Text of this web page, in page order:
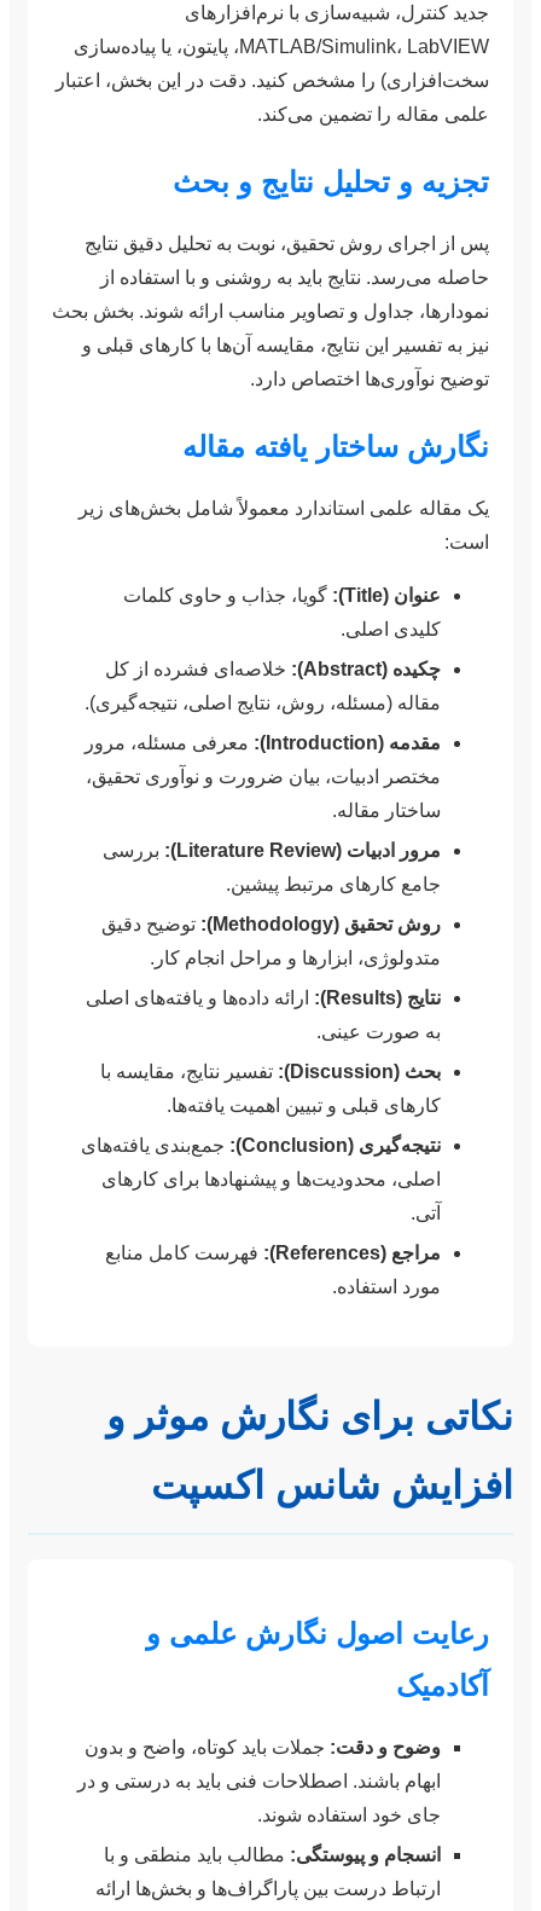
جدید کنترل، شبیه‌سازی با نرم‌افزارهای
MATLAB/Simulink، LabVIEW، پایتون، یا پیاده‌سازی
سخت‌افزاری) را مشخص کنید. دقت در این بخش، اعتبار
علمی مقاله را تضمین می‌کند.
تجزیه و تحلیل نتایج و بحث
پس از اجرای روش تحقیق، نوبت به تحلیل دقیق نتایج
حاصله می‌رسد. نتایج باید به روشنی و با استفاده از
نمودارها، جداول و تصاویر مناسب ارائه شوند. بخش بحث
نیز به تفسیر این نتایج، مقایسه آن‌ها با کارهای قبلی و
توضیح نوآوری‌ها اختصاص دارد.
نگارش ساختار یافته مقاله
یک مقاله علمی استاندارد معمولاً شامل بخش‌های زیر
است:
عنوان (Title):
گویا، جذاب و حاوی کلمات
کلیدی اصلی.
چکیده (Abstract):
خلاصه‌ای فشرده از کل
مقاله (مسئله، روش، نتایج اصلی، نتیجه‌گیری).
مقدمه (Introduction):
معرفی مسئله، مرور
مختصر ادبیات، بیان ضرورت و نوآوری تحقیق،
ساختار مقاله.
مرور ادبیات (Literature Review):
بررسی
جامع کارهای مرتبط پیشین.
روش تحقیق (Methodology):
توضیح دقیق
متدولوژی، ابزارها و مراحل انجام کار.
نتایج (Results):
ارائه داده‌ها و یافته‌های اصلی
به صورت عینی.
بحث (Discussion):
تفسیر نتایج، مقایسه با
کارهای قبلی و تبیین اهمیت یافته‌ها.
نتیجه‌گیری (Conclusion):
جمع‌بندی یافته‌های
اصلی، محدودیت‌ها و پیشنهادها برای کارهای
آتی.
مراجع (References):
فهرست کامل منابع
مورد استفاده.
نکاتی برای نگارش موثر و
افزایش شانس اکسپت
رعایت اصول نگارش علمی و
آکادمیک
وضوح و دقت: جملات باید کوتاه، واضح و بدون
ابهام باشند. اصطلاحات فنی باید به درستی و در
جای خود استفاده شوند.
انسجام و پیوستگی: مطالب باید منطقی و با
ارتباط درست بین پاراگراف‌ها و بخش‌ها ارائه